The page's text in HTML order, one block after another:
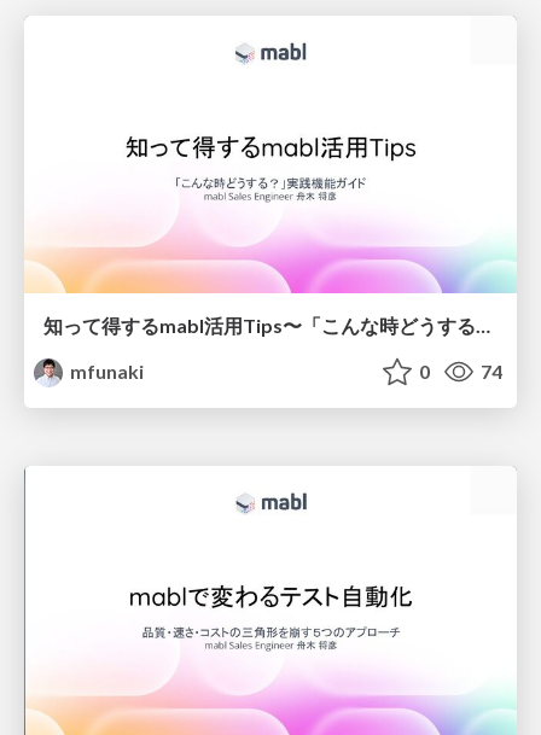
知って得するmabl活用Tips〜「こんな時どうする？」実践機能ガイド
mfunaki
0 74